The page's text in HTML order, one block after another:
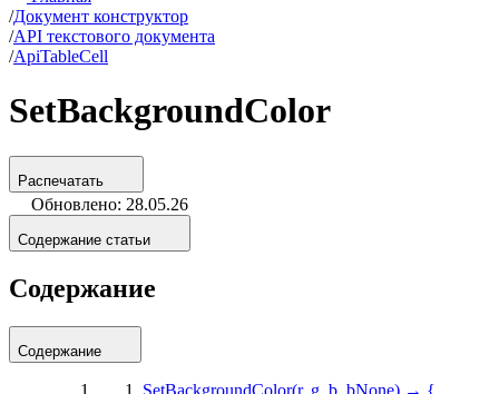
/Документ конструктор
/API текстового документа
/ApiTableCell
SetBackgroundColor
Распечатать
Обновлено: 28.05.26
Содержание статьи
Содержание
Содержание
SetBackgroundColor(r, g, b, bNone) → {